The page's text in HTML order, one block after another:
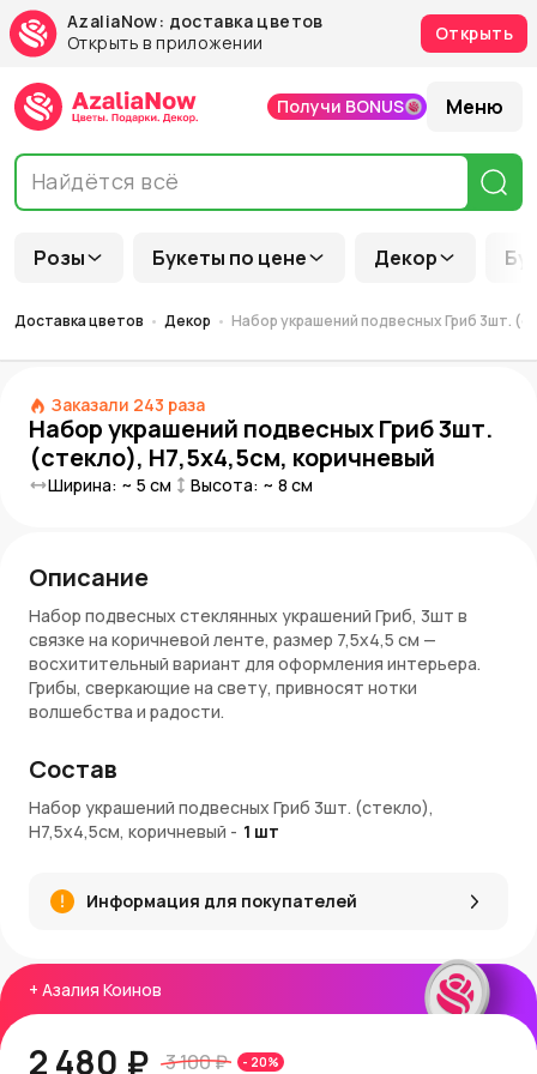
AzaliaNow: доставка цветов
Открыть в приложении
Открыть
Розы Букеты по цене Декор
Получи BONUS Меню
Доставка цветов Декор Набор украшений подвесных Гриб 3шт.
Заказали 243 раза
Набор украшений подвесных Гриб 3шт.
(стекло), Н7,5х4,5см, коричневый
Ширина: ~ 5 см Высота: ~ 8 см
+ Азалия Коинов
2 480 ₽ 3 100 ₽ - 20%
Описание
Набор подвесных стеклянных украшений Гриб, 3шт в
связке на коричневой ленте, размер 7,5х4,5 см —
восхитительный вариант для оформления интерьера.
Грибы, сверкающие на свету, привносят нотки
волшебства и радости.
краски. Поверхности игрушек в наборе: матовая,
глянцевая и с текстурным напылением. Краска на
безопасна для здоровья.
Одной из идей для использования стеклянных
новогодних украшений является оформление
праздничного стола, где игрушки могут стать центром
корзинах, добавив немного мишуры и свечей. Такой
Состав
Набор украшений подвесных Гриб 3шт. (стекло),
Н7,5х4,5см, коричневый - 1 шт
Информация для покупателей